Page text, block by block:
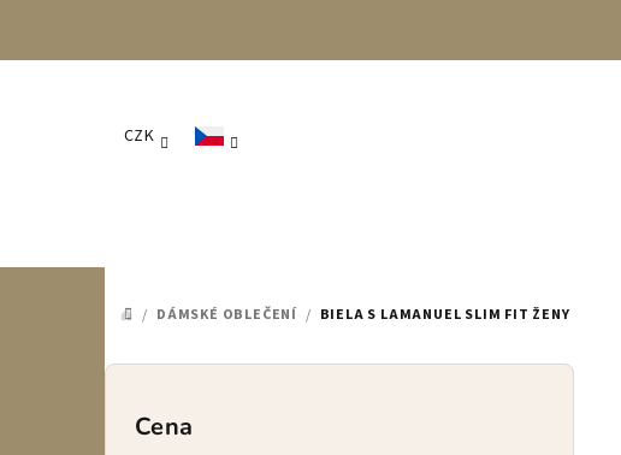
CZK
DOMŮ
/ DÁMSKÉ OBLEČENÍ / BIELA S LAMANUEL SLIM FIT ŽENY
P
Cena